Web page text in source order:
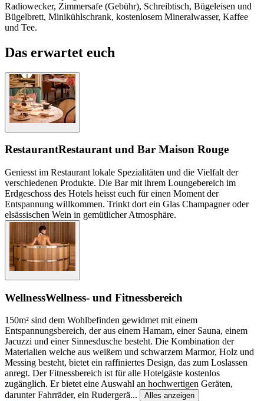
Radiowecker, Zimmersafe (Gebühr), Schreibtisch, Bügeleisen und
Bügelbrett, Minikühlschrank, kostenlosem Mineralwasser, Kaffee
und Tee.
Das erwartet euch
RestaurantRestaurant und Bar Maison Rouge
Geniesst im Restaurant lokale Spezialitäten und die Vielfalt der
verschiedenen Produkte. Die Bar mit ihrem Loungebereich im
Erdgeschoss des Hotels heisst euch für einen Moment der
Entspannung willkommen. Trinkt dort ein Glas Champagner oder
elsässischen Wein in gemütlicher Atmosphäre.
WellnessWellness- und Fitnessbereich
150m² sind dem Wohlbefinden gewidmet mit einem
Entspannungsbereich, der aus einem Hamam, einer Sauna, einem
Jacuzzi und einer Sinnesdusche besteht. Die Kombination der
Materialien welche aus weißem und schwarzem Marmor, Holz und
Messing besteht, bietet ein raffiniertes Design, das zum Loslassen
anregt. Der Fitnessbereich ist für alle Hotelgäste kostenlos
zugänglich. Er bietet eine Auswahl an hochwertigen Geräten,
darunter Fahrräder, ein Rudergerä... Alles anzeigen